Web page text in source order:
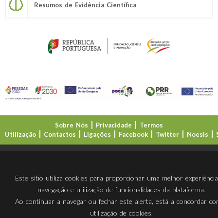
Resumos de Evidência Científica
Sobre Nós Privacidade
Termos
Utilização
Contactos Ligações Facebook Twitter Noesis
Este sítio utiliza cookies para proporcionar uma melhor
navegação e utilização de funcionalidades da plataforma.
Ao continuar a navegar ou fechar este alerta, está a concordar
utilização de cookies.